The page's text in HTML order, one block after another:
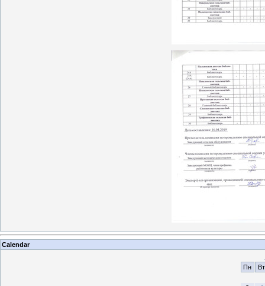
Calendar
Пн
Вт